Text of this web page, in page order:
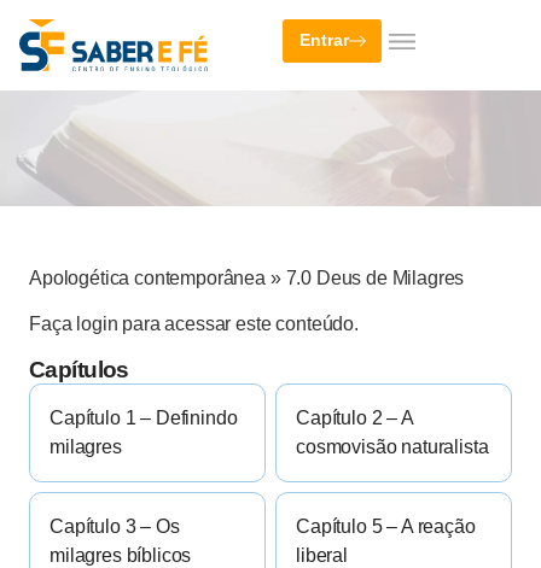
Entrar
Apologética contemporânea » 7.0 Deus de Milagres
Faça login para acessar este conteúdo.
Capítulos
Capítulo 1 – Definindo
milagres
Capítulo 2 – A
cosmovisão naturalista
Capítulo 3 – Os
milagres bíblicos
Capítulo 5 – A reação
liberal